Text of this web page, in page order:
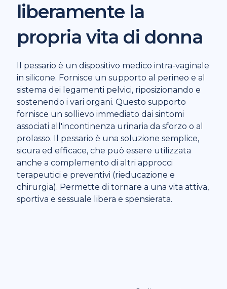
liberamente la
propria vita di donna
Il pessario è un dispositivo medico intra-vaginale
in silicone. Fornisce un supporto al perineo e al
sistema dei legamenti pelvici, riposizionando e
sostenendo i vari organi. Questo supporto
fornisce un sollievo immediato dai sintomi
associati all'incontinenza urinaria da sforzo o al
prolasso. Il pessario è una soluzione semplice,
sicura ed efficace, che può essere utilizzata
anche a complemento di altri approcci
terapeutici e preventivi (rieducazione e
chirurgia). Permette di tornare a una vita attiva,
sportiva e sessuale libera e spensierata.